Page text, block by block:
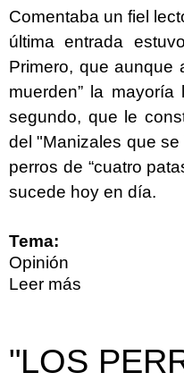
Comentaba un fiel
última entrada
Primero, que aunque
muerden” la
segundo, que le
del "Manizales que
perros de “cuatro
sucede hoy en día.
Tema:
Opinión
Leer más
"LOS